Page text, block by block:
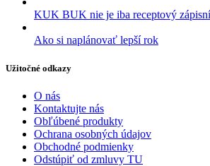
KUK BUK nie je iba receptový
Ako si naplánovať lepší rok
Užitočné odkazy
O nás
Kontaktujte nás
Obľúbené produkty
Ochrana osobných údajov
Obchodné podmienky
Odstúpiť od zmluvy TU